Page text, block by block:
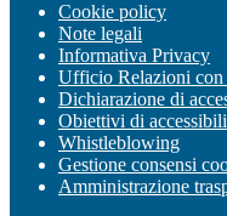
Cookie policy
Note legali
Informativa Privacy
Ufficio Relazioni
Dichiarazione di
Obiettivi di
Whistleblowing
Gestione consensi
Amministrazione